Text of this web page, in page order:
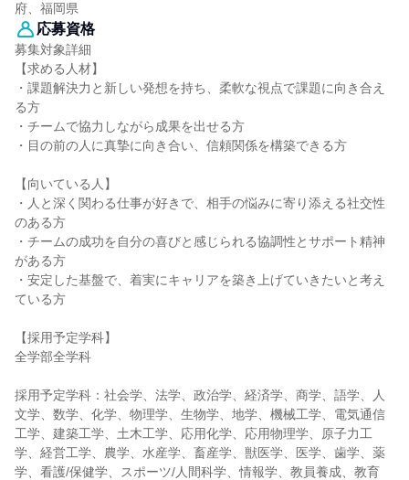
府、福岡県
応募資格
募集対象詳細
【求める人材】
・課題解決力と新しい発想を持ち、柔軟な視点で課題に向き合え
る方
・チームで協力しながら成果を出せる方
・目の前の人に真摯に向き合い、信頼関係を構築できる方
【向いている人】
・人と深く関わる仕事が好きで、相手の悩みに寄り添える社交性
のある方
・チームの成功を自分の喜びと感じられる協調性とサポート精神
がある方
・安定した基盤で、着実にキャリアを築き上げていきたいと考え
ている方
【採用予定学科】
全学部全学科
採用予定学科：社会学、法学、政治学、経済学、商学、語学、人
文学、数学、化学、物理学、生物学、地学、機械工学、電気通信
工学、建築工学、土木工学、応用化学、応用物理学、原子力工
学、経営工学、農学、水産学、畜産学、獣医学、医学、歯学、薬
学、看護/保健学、スポーツ/人間科学、情報学、教員養成、教育